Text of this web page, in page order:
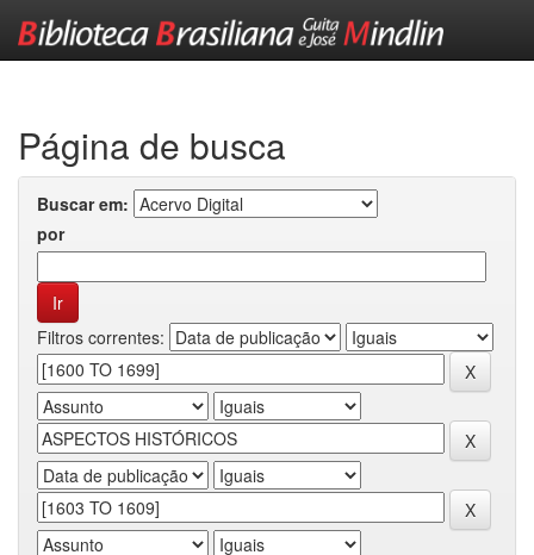
Página de busca
Buscar em:
por
Filtros correntes: